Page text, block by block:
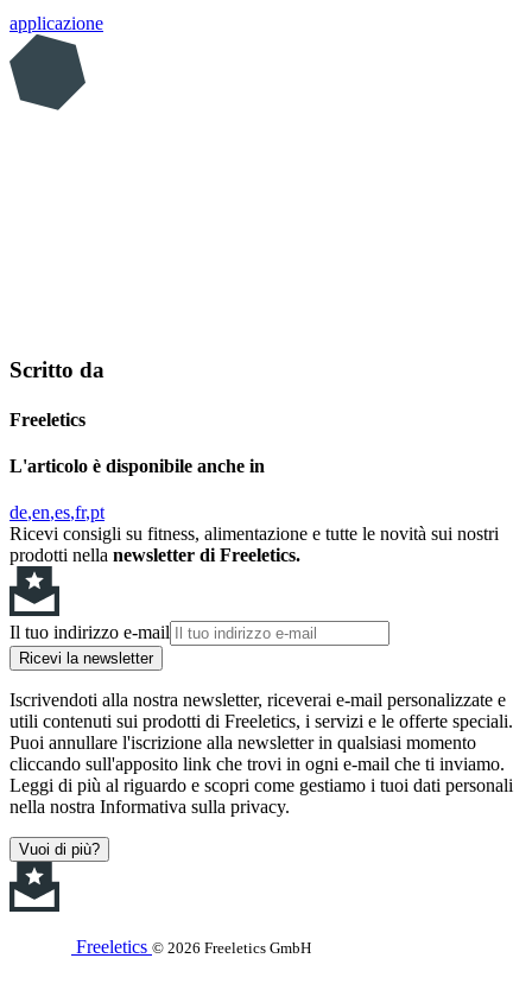
applicazione
Scritto da
Freeletics
L'articolo è disponibile anche in
de en es fr pt
Ricevi consigli su fitness, alimentazione e tutte le novità sui nostri
prodotti nella newsletter di Freeletics.
Il tuo indirizzo e-mail
Ricevi la newsletter
Iscrivendoti alla nostra newsletter, riceverai e-mail personalizzate e
utili contenuti sui prodotti di Freeletics, i servizi e le offerte speciali.
Puoi annullare l'iscrizione alla newsletter in qualsiasi momento
cliccando sull'apposito link che trovi in ogni e-mail che ti inviamo.
Leggi di più al riguardo e scopri come gestiamo i tuoi dati personali
nella nostra Informativa sulla privacy.
Vuoi di più?
Freeletics © 2026 Freeletics GmbH